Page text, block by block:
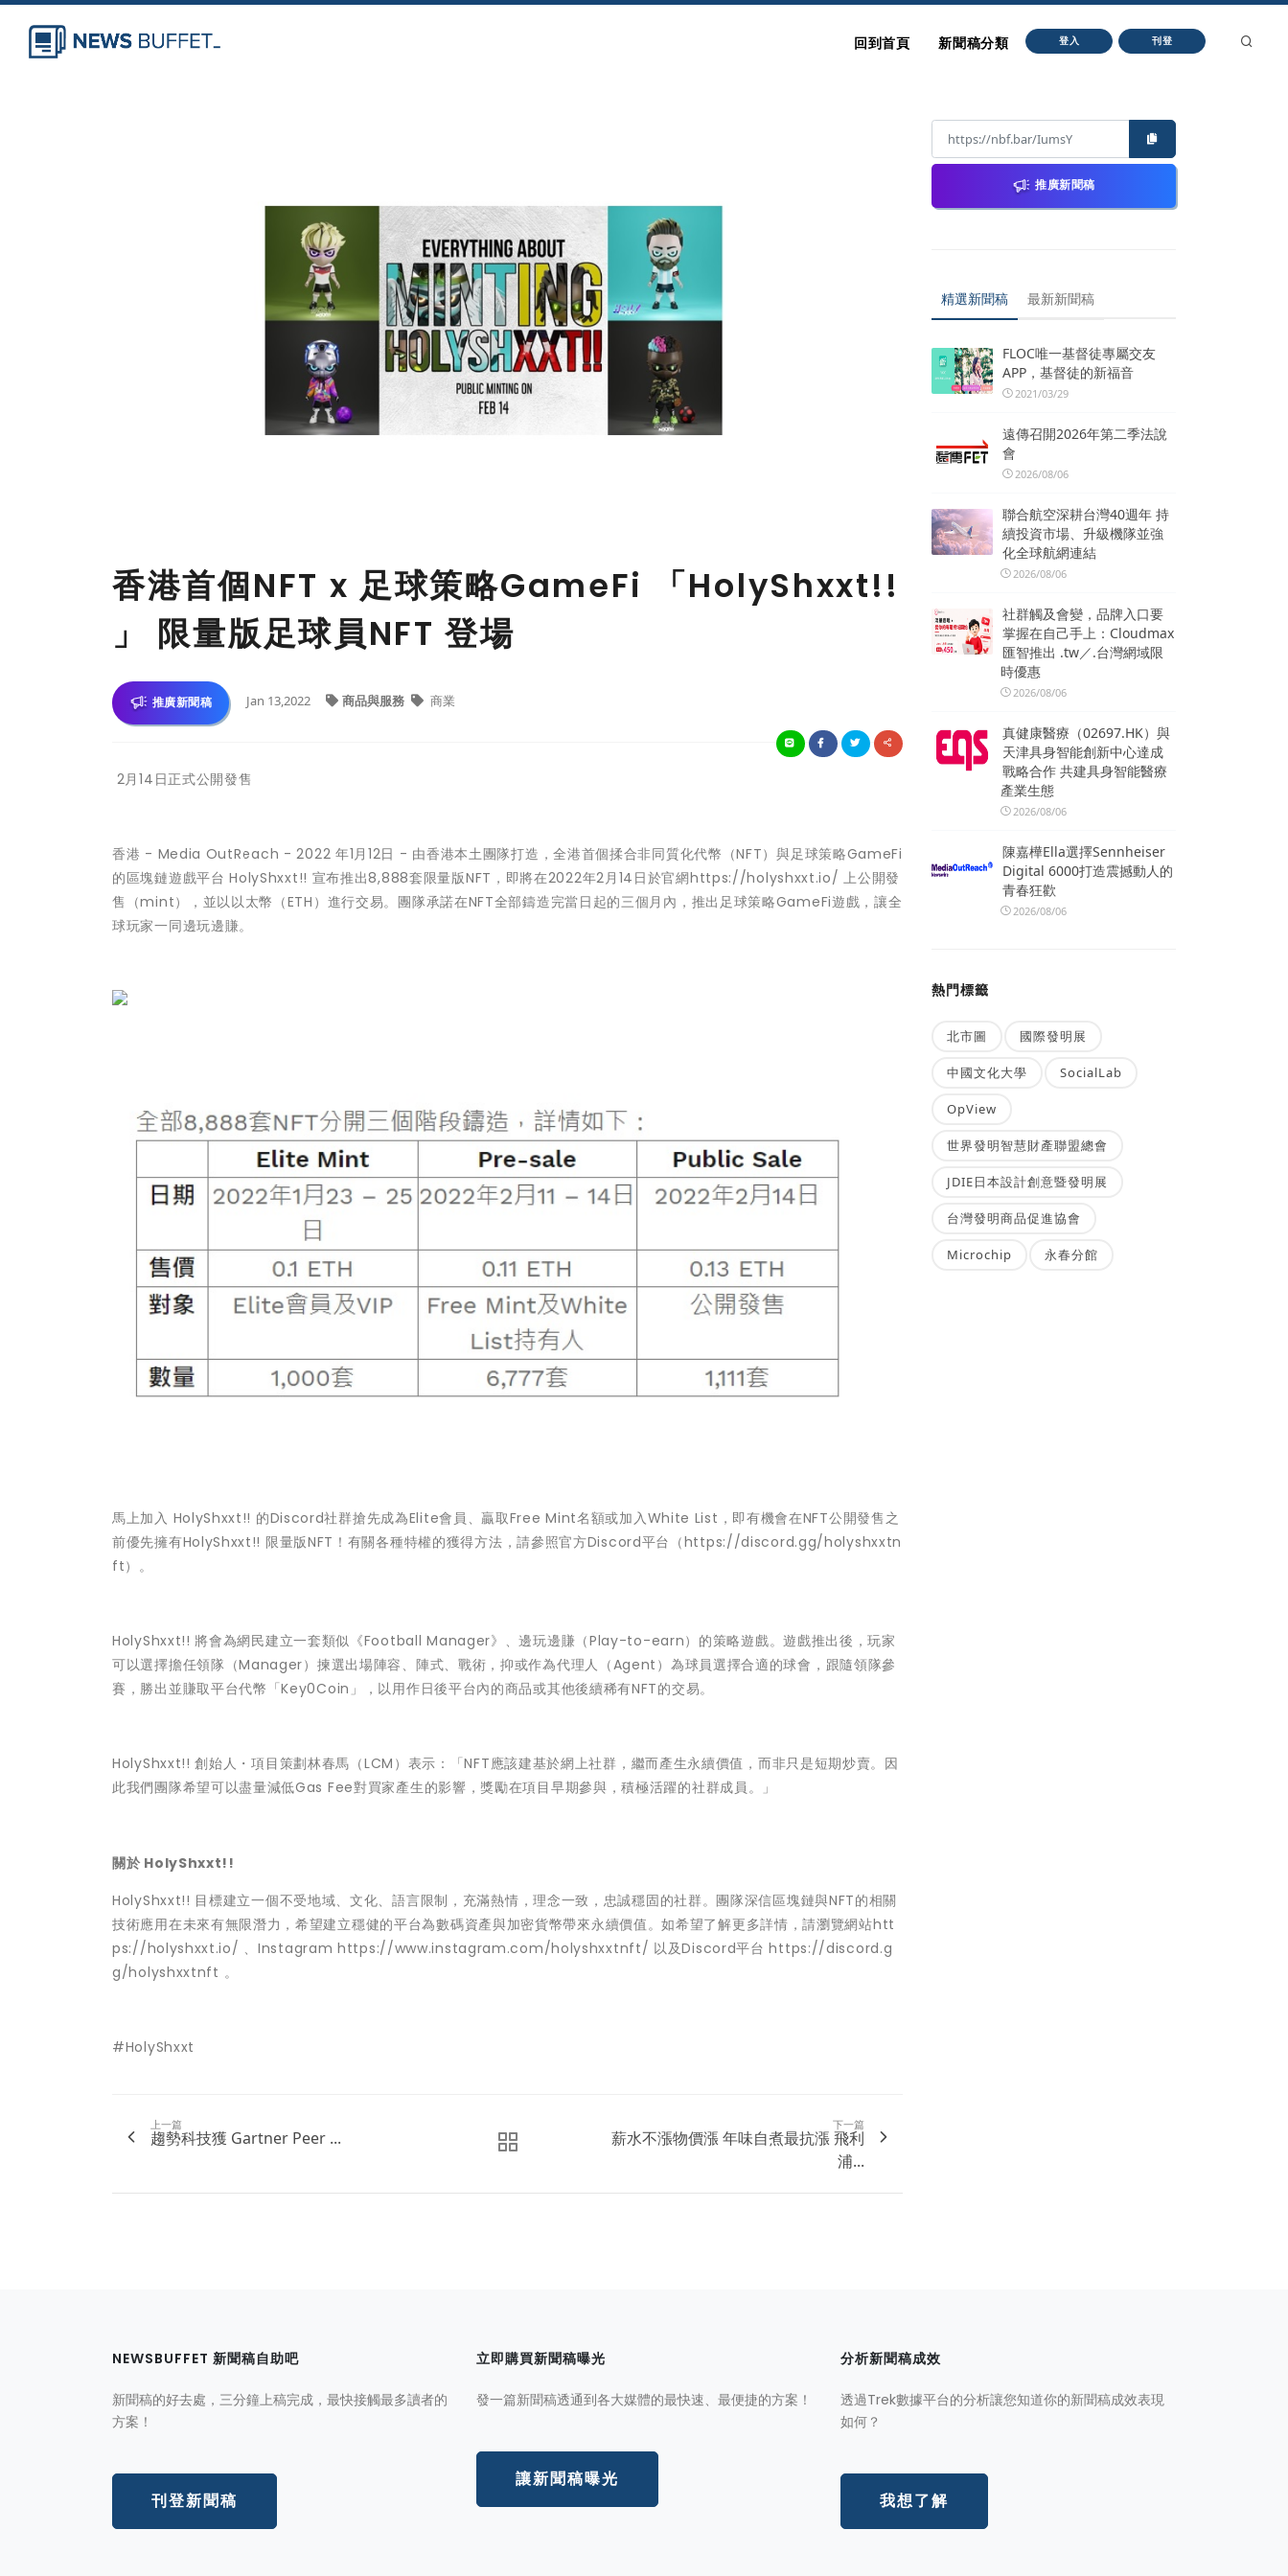
回到首頁 新聞稿分類 登入 刊登
香港首個NFT x 足球策略GameFi 「HolyShxxt!!
」 限量版足球員NFT 登場
推廣新聞稿 Jan 13,2022 商品與服務 商業
2月14日正式公開發售
香港 - Media OutReach - 2022 年1月12日 - 由香港本土團隊打造，全港首個揉合非同質化代幣（NFT）與足球策略GameFi
的區塊鏈遊戲平台 HolyShxxt!! 宣布推出8,888套限量版NFT，即將在2022年2月14日於官網https://holyshxxt.io/ 上公開發
售（mint），並以以太幣（ETH）進行交易。團隊承諾在NFT全部鑄造完當日起的三個月內，推出足球策略GameFi遊戲，讓全
球玩家一同邊玩邊賺。
馬上加入 HolyShxxt!! 的Discord社群搶先成為Elite會員、贏取Free Mint名額或加入White List，即有機會在NFT公開發售之
前優先擁有HolyShxxt!! 限量版NFT！有關各種特權的獲得方法，請參照官方Discord平台（https://discord.gg/holyshxxtn
ft）。
HolyShxxt!! 將會為網民建立一套類似《Football Manager》、邊玩邊賺（Play-to-earn）的策略遊戲。遊戲推出後，玩家
可以選擇擔任領隊（Manager）揀選出場陣容、陣式、戰術，抑或作為代理人（Agent）為球員選擇合適的球會，跟隨領隊參
賽，勝出並賺取平台代幣「Key0Coin」，以用作日後平台內的商品或其他後續稀有NFT的交易。
HolyShxxt!! 創始人・項目策劃林春馬（LCM） 表示：「NFT應該建基於網上社群，繼而產生永續價值，而非只是短期炒賣。因
此我們團隊希望可以盡量減低Gas Fee對買家產生的影響，獎勵在項目早期參與，積極活躍的社群成員。」
關於 HolyShxxt!!
HolyShxxt!! 目標建立一個不受地域、文化、語言限制，充滿熱情，理念一致，忠誠穩固的社群。團隊深信區塊鏈與NFT的相關
技術應用在未來有無限潛力，希望建立穩健的平台為數碼資產與加密貨幣帶來永續價值。如希望了解更多詳情，請瀏覽網站htt
ps://holyshxxt.io/ 、Instagramhttps://www.instagram.com/holyshxxtnft/ 以及Discord平台https://discord.g
g/holyshxxtnft 。
#HolyShxxt
上一篇
趨勢科技獲 Gartner Peer ...
下一篇
薪水不漲物價漲 年味自煮最抗漲 飛利
浦...
推廣新聞稿
精選新聞稿 最新新聞稿
FLOC唯一基督徒專屬交友
APP，基督徒的新福音
2021/03/29
遠傳召開2026年第二季法說
會
2026/08/06
聯合航空深耕台灣40週年 持
續投資市場、升級機隊並強
化全球航網連結
2026/08/06
社群觸及會變，品牌入口要
掌握在自己手上：Cloudmax
匯智推出 .tw／.台灣網域限
時優惠
2026/08/06
真健康醫療（02697.HK）與
天津具身智能創新中心達成
戰略合作 共建具身智能醫療
產業生態
2026/08/06
陳嘉樺Ella選擇Sennheiser
Digital 6000打造震撼動人的
青春狂歡
2026/08/06
熱門標籤
北市圖 國際發明展
中國文化大學 SocialLab
OpView
世界發明智慧財產聯盟總會
JDIE日本設計創意暨發明展
台灣發明商品促進協會
Microchip 永春分館
NEWSBUFFET 新聞稿自助吧
新聞稿的好去處，三分鐘上稿完成，最快接觸最多讀者的
方案！
刊登新聞稿
立即購買新聞稿曝光
發一篇新聞稿透通到各大媒體的最快速、最便捷的方案！
讓新聞稿曝光
分析新聞稿成效
透過Trek數據平台的分析讓您知道你的新聞稿成效表現
如何？
我想了解